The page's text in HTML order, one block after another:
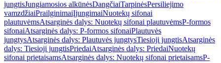
jungtisJungiamosios alkūnėsDangčiaiTarpinėsPersiliejimo
vamzdžiaiPrailginimaiĮjungimaiNuotekų sifonai
plautuvėmsAtsarginės dalys: Nuotekų sifonai plautuvėmsP-formos
sifonaiAtsarginės dalys: P-formos sifonaiPlautuvės
jungtysAtsarginės dalys: Plautuvės jungtysTiesioji jungtisAtsarginės
dalys: Tiesioji jungtisPriedaiAtsarginės dalys: PriedaiNuotekų
sifonai prietaisamsAtsarginės dalys: Nuotekų sifonai prietaisamsP-